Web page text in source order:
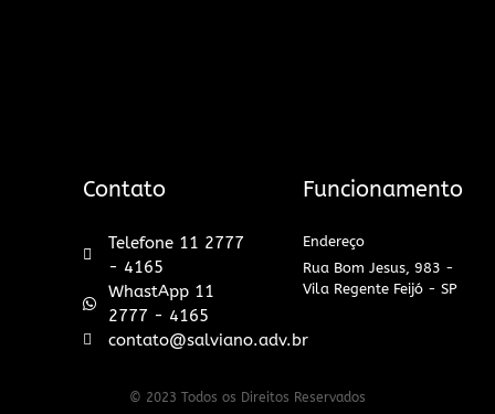
Contato
Telefone 11 2777
- 4165
WhastApp 11
2777 - 4165
contato@salviano.adv.br
Funcionamento
Endereço
Rua Bom Jesus, 983 -
Vila Regente Feijó - SP
© 2023 Todos os Direitos Reservados